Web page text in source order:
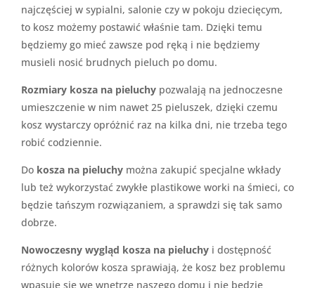
najczęściej w sypialni, salonie czy w pokoju dziecięcym,
to kosz możemy postawić właśnie tam. Dzięki temu
będziemy go mieć zawsze pod ręką i nie będziemy
musieli nosić brudnych pieluch po domu.
Rozmiary kosza na pieluchy pozwalają na jednoczesne
umieszczenie w nim nawet 25 pieluszek, dzięki czemu
kosz wystarczy opróżnić raz na kilka dni, nie trzeba tego
robić codziennie.
Do kosza na pieluchy można zakupić specjalne wkłady
lub też wykorzystać zwykłe plastikowe worki na śmieci, co
będzie tańszym rozwiązaniem, a sprawdzi się tak samo
dobrze.
Nowoczesny wygląd kosza na pieluchy i dostępność
różnych kolorów kosza sprawiają, że kosz bez problemu
wpasuje się we wnętrze naszego domu i nie będzie